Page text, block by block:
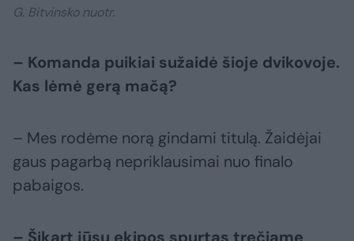
G. Bitvinsko nuotr.
– Komanda puikiai sužaidė šioje dvikovoje.
Kas lėmė gerą mačą?
– Mes rodėme norą gindami titulą. Žaidėjai
gaus pagarbą nepriklausimai nuo finalo
pabaigos.